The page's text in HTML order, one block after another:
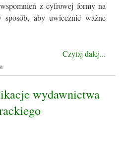
z cyfrowej formy na
sposób, aby uwiecznić ważne
Czytaj dalej...